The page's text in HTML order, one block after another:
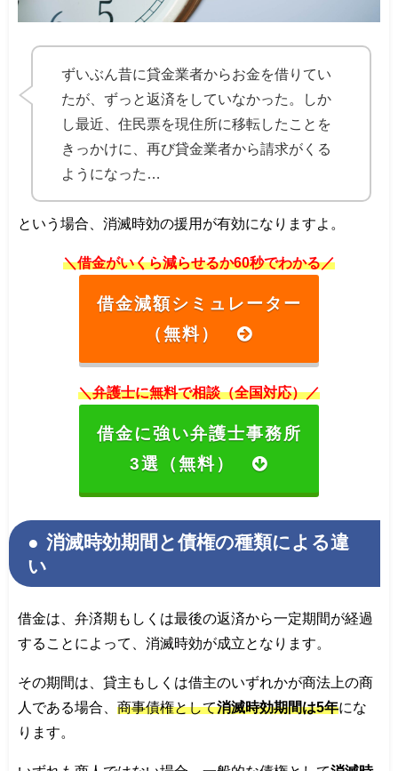
ずいぶん昔に貸金業者からお金を借りてい
たが、ずっと返済をしていなかった。しか
し最近、住民票を現住所に移転したことを
きっかけに、再び貸金業者から請求がくる
ようになった…
という場合、消滅時効の援用が有効になりますよ。
＼借金がいくら減らせるか60秒でわかる／
借金減額シミュレーター
（無料）
＼弁護士に無料で相談（全国対応）／
借金に強い弁護士事務所
3選（無料）
消滅時効期間と債権の種類による違
い
借金は、弁済期もしくは最後の返済から一定期間が経過
することによって、消滅時効が成立となります。
その期間は、貸主もしくは借主のいずれかが商法上の商
人である場合、 商事債権として消滅時効期間は5年にな
ります。